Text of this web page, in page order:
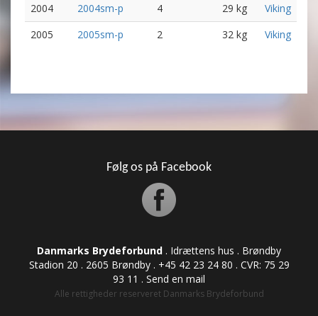
2004 2004sm-p 4 29 kg
Viking
2005
2005sm-p 2 32 kg Viking
Følg os på Facebook
Danmarks Brydeforbund . Idrættens hus . Brøndby
Stadion 20 . 2605 Brøndby . +45 42 23 24 80 . CVR: ​​​​​​75 29
93 11 . Send en mail
Alle rettigheder reserveret Danmarks Brydeforbund